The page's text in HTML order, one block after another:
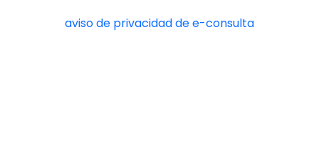
aviso de privacidad de e-consulta